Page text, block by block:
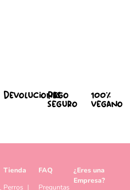
Devoluciones
Pago
seguro
100%
vegano
Tienda
Perros |
FAQ
Preguntas
¿Eres una
Empresa?